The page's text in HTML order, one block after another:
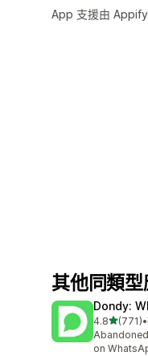
App 支援由
其他同類
Dondy:
4.8滿分 5
(771)
共有 771 則•
on